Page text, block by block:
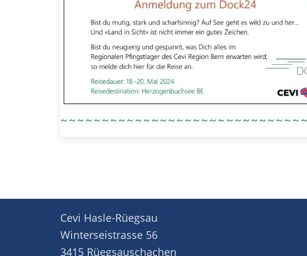
Cevi Hasle-Rüegsau
Winterseistrasse 56
3415 Rüegsauschachen